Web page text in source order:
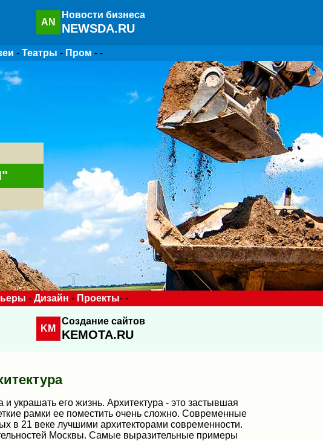
AN
Новости бизнеса
NEWSDA.RU
- Театры - Пром - -
- Дизайн - Проекты- -
KM
Создание сайтов
KEMOTA.RU
украшать его жизнь. Архитектура - это застывшая
рамки ее поместить очень сложно. Современные
в 21 веке лучшими архитекторами современности.
Москвы. Самые выразительные примеры